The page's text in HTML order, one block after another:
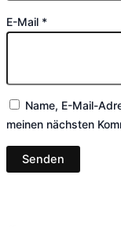
E-Mail *
Name, E-Mail-
meinen nächsten